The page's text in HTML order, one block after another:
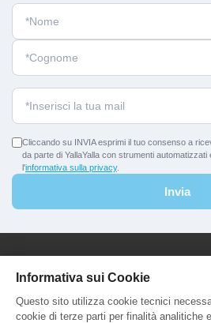
Informativa sui Cookie
Questo sito utilizza cookie tecnici
cookie di terze parti per finalità analitiche
Cliccando su INVIA esprimi il tuo consenso a
da parte di YallaYalla con strumenti
l'informativa sulla privacy.
Invia
YallaYalla -
Sede Legale e Agenzia
Viale Adriatico 127 -